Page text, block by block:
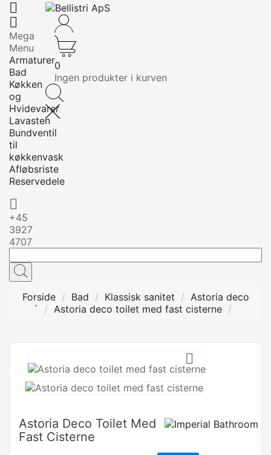


Mega
Menu
Armaturer
Bad
Køkken
og
Hvidevarer
Lavasten
Bundventil
til
køkkenvask
Afløbsriste
Reservedele

+45
3927
4707
0
Ingen produkter i kurven
Forside Bad Klassisk sanitet
Astoria deco
´
Astoria deco toilet med fast cisterne

Astoria Deco Toilet Med
Fast Cisterne